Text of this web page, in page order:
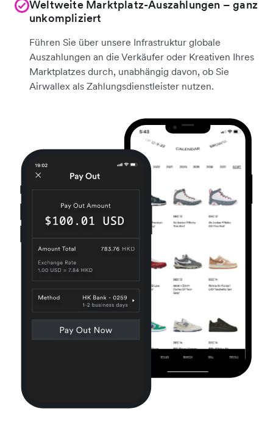
Weltweite Marktplatz-Auszahlungen – ganz
unkompliziert
Führen Sie über unsere Infrastruktur globale
Auszahlungen an die Verkäufer oder Kreativen Ihres
Marktplatzes durch, unabhängig davon, ob Sie
Airwallex als Zahlungsdienstleister nutzen.